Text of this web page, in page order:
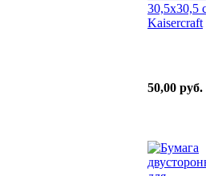
50,00 руб.